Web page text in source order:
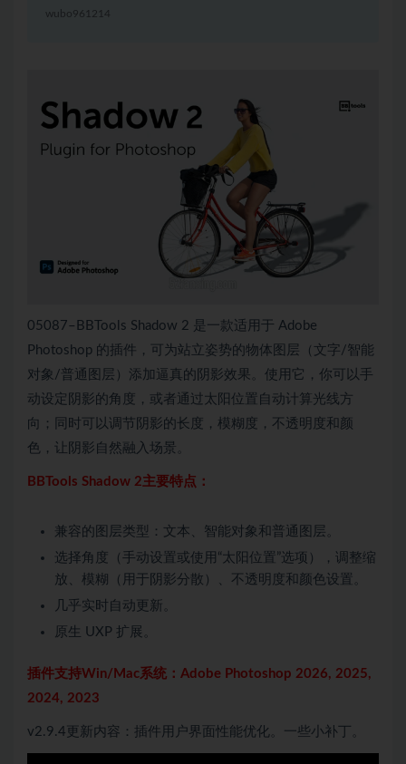
wubo961214
05087–BBTools Shadow 2 是一款适用于 Adob​​e
Photoshop 的插件，可为站立姿势的物体图层（文字/智能
对象/普通图层）添加逼真的阴影效果。使用它，你可以手
动设定阴影的角度，或者通过太阳位置自动计算光线方
向；同时可以调节阴影的长度，模糊度，不透明度和颜
色，让阴影自然融入场景。
BBTools Shadow 2主要特点：
兼容的图层类型：文本、智能对象和普通图层。
选择角度（手动设置或使用“太阳位置”选项），调整缩
放、模糊（用于阴影分散）、不透明度和颜色设置。
几乎实时自动更新。
原生 UXP 扩展。
插件支持Win/Mac系统：Adobe Photoshop 2026, 2025,
2024, 2023
v2.9.4更新内容：插件用户界面性能优化。一些小补丁。